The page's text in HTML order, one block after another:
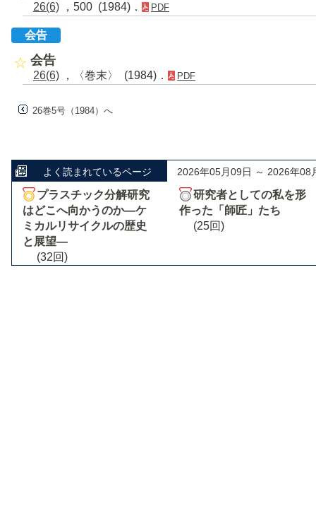
26(6) ，500 (1984)． PDF
会告
会告
26(6) ，〈巻末〉 (1984)． PDF
26巻5号（1984）へ
よく読まれているページ 2026年05月09日 ～ 2026年08
プラスチック分解研究
はどこへ向かうのか―ケ
ミカルリサイクルの歴史
と展望―
(32回)
研究者としての私を形
作った「師匠」たち
(25回)